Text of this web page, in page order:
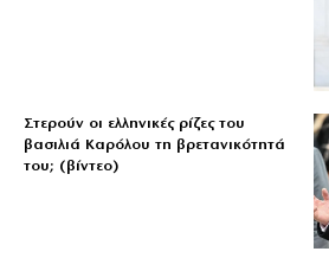
Στερούν οι ελληνικές ρίζες του
βασιλιά Καρόλου τη βρετανικότητά
του; (βίντεο)